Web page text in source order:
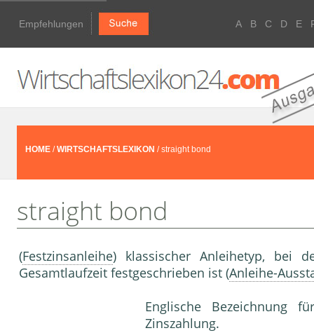
Empfehlungen A B C D E
HOME /WIRTSCHAFTSLEXIKON / straight bond
straight bond
(Festzinsanleihe) klassischer Anleihetyp, bei
Gesamtlaufzeit festgeschrieben ist (Anleihe-
Englische Bezeichnung
Zinszahlung.